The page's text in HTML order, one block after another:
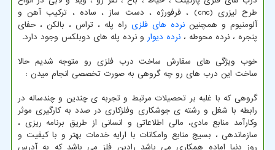
طرح لیزری (cnc) ، فرفورژه ، دست ساز ، ساده ، ترکیب آهن و
آلومنیوم و همچنین نرده های فلزی راه پله ، تراس ، بالکن ، حفای
پنجره ، نرده محوطه ، نرده دیوار و نرده پله های دوبلکس وجود دارد.
خوب ویژگی های سفارش ساخت درب فلزی رو متوجه شدیم حالا
ساخت این درب های رو چه گروهی به صورت تخصصی انجام میدن :
گروهی که با غلبه بر تحصیلات مرتبط و تجربه ی چندین و چندساله در
رابطه با شغل و رشته ی جوشکاری وفلزکاری در صدد به کارگیری موثر
وکارآمد منابع مادی، مالی اطلاعاتی و انسانی از طریق برنامه ریزی ،
سازماندهی ، بسیج منابع وامکانات با ارایه خدمات بهتر و با کیفیت و
روز دنیا اماده همکاری می باشد رادین فلز می باشد که به آدرس